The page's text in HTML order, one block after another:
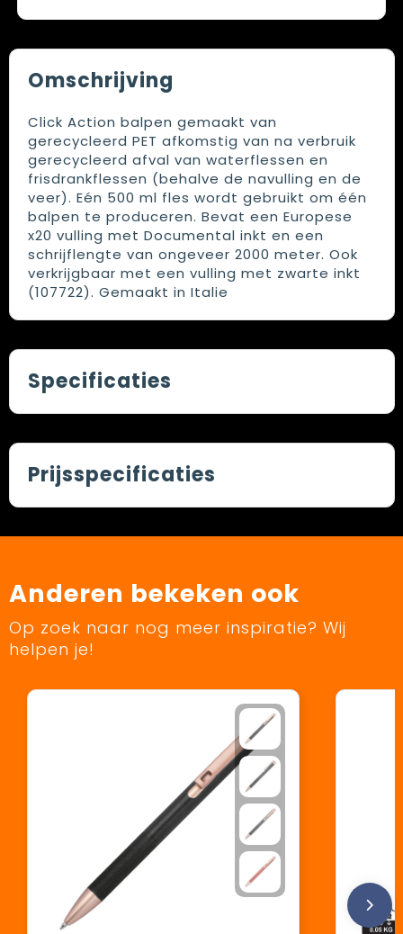
Omschrijving
Click Action balpen gemaakt van
gerecycleerd PET afkomstig van na verbruik
gerecycleerd afval van waterflessen en
frisdrankflessen (behalve de navulling en de
veer). Eén 500 ml fles wordt gebruikt om één
balpen te produceren. Bevat een Europese
x20 vulling met Documental inkt en een
schrijflengte van ongeveer 2000 meter. Ook
verkrijgbaar met een vulling met zwarte inkt
(107722). Gemaakt in Italie
Specificaties
Prijsspecificaties
Anderen bekeken ook
Op zoek naar nog meer inspiratie? Wij
helpen je!